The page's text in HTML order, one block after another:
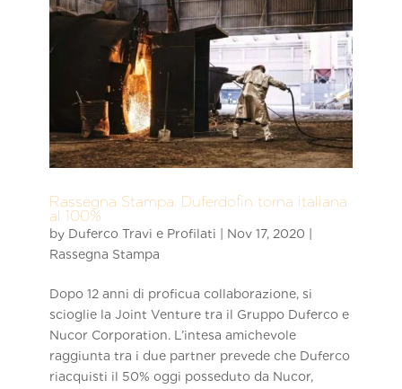
Rassegna Stampa. Duferdofin torna italiana
al 100%
by Duferco Travi e Profilati Nov 17, 2020
Rassegna Stampa
Dopo 12 anni di proficua collaborazione, si
scioglie la Joint Venture tra il Gruppo Duferco e
Nucor Corporation. L’intesa amichevole
raggiunta tra i due partner prevede che Duferco
riacquisti il 50% oggi posseduto da Nucor,